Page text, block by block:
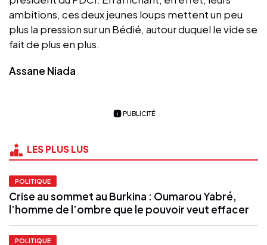
ambitions, ces deux jeunes loups mettent un peu
plus la pression sur un Bédié, autour duquel le vide se
fait de plus en plus.
Assane Niada
PUBLICITÉ
LES PLUS LUS
POLITIQUE
Crise au sommet au Burkina : Oumarou Yabré,
l’homme de l’ombre que le pouvoir veut effacer
POLITIQUE